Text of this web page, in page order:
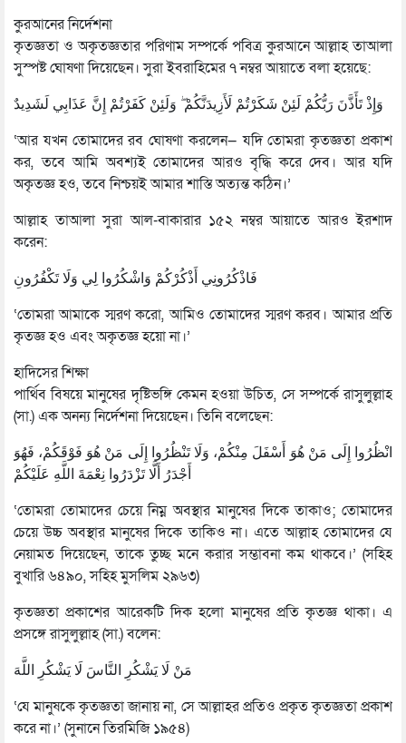
কুরআনের নির্দেশনা
কৃতজ্ঞতা ও অকৃতজ্ঞতার পরিণাম সম্পর্কে পবিত্র কুরআনে আল্লাহ তাআলা
সুস্পষ্ট ঘোষণা দিয়েছেন। সুরা ইবরাহিমের ৭ নম্বর আয়াতে বলা হয়েছে:
وَإِذْ تَأَذَّنَ رَبُّكُمْ لَئِنْ شَكَرْتُمْ لَأَزِيدَنَّكُمْ ۖ وَلَئِنْ كَفَرْتُمْ إِنَّ عَذَابِي لَشَدِيدٌ
‘আর যখন তোমাদের রব ঘোষণা করলেন— যদি তোমরা কৃতজ্ঞতা প্রকাশ
কর, তবে আমি অবশ্যই তোমাদের আরও বৃদ্ধি করে দেব। আর যদি
অকৃতজ্ঞ হও, তবে নিশ্চয়ই আমার শাস্তি অত্যন্ত কঠিন।’
আল্লাহ তাআলা সুরা আল-বাকারার ১৫২ নম্বর আয়াতে আরও ইরশাদ
করেন:
فَاذْكُرُونِي أَذْكُرْكُمْ وَاشْكُرُوا لِي وَلَا تَكْفُرُونِ
‘তোমরা আমাকে স্মরণ করো, আমিও তোমাদের স্মরণ করব। আমার প্রতি
কৃতজ্ঞ হও এবং অকৃতজ্ঞ হয়ো না।’
হাদিসের শিক্ষা
পার্থিব বিষয়ে মানুষের দৃষ্টিভঙ্গি কেমন হওয়া উচিত, সে সম্পর্কে রাসুলুল্লাহ
(সা.) এক অনন্য নির্দেশনা দিয়েছেন। তিনি বলেছেন:
انْظُرُوا إِلَى مَنْ هُوَ أَسْفَلَ مِنْكُمْ، وَلَا تَنْظُرُوا إِلَى مَنْ هُوَ فَوْقَكُمْ، فَهُوَ
أَجْدَرُ أَلَّا تَزْدَرُوا نِعْمَةَ اللَّهِ عَلَيْكُمْ
‘তোমরা তোমাদের চেয়ে নিম্ন অবস্থার মানুষের দিকে তাকাও; তোমাদের
চেয়ে উচ্চ অবস্থার মানুষের দিকে তাকিও না। এতে আল্লাহ তোমাদের যে
নেয়ামত দিয়েছেন, তাকে তুচ্ছ মনে করার সম্ভাবনা কম থাকবে।’ (সহিহ
বুখারি ৬৪৯০, সহিহ মুসলিম ২৯৬৩)
কৃতজ্ঞতা প্রকাশের আরেকটি দিক হলো মানুষের প্রতি কৃতজ্ঞ থাকা। এ
প্রসঙ্গে রাসুলুল্লাহ (সা.) বলেন:
مَنْ لَا يَشْكُرِ النَّاسَ لَا يَشْكُرِ اللَّهَ
‘যে মানুষকে কৃতজ্ঞতা জানায় না, সে আল্লাহর প্রতিও প্রকৃত কৃতজ্ঞতা প্রকাশ
করে না।’ (সুনানে তিরমিজি ১৯৫৪)